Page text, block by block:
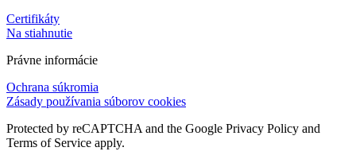
Certifikáty
Na stiahnutie
Právne informácie
Ochrana súkromia
Zásady používania súborov cookies
Protected by reCAPTCHA and the Google Privacy Policy and
Terms of Service apply.